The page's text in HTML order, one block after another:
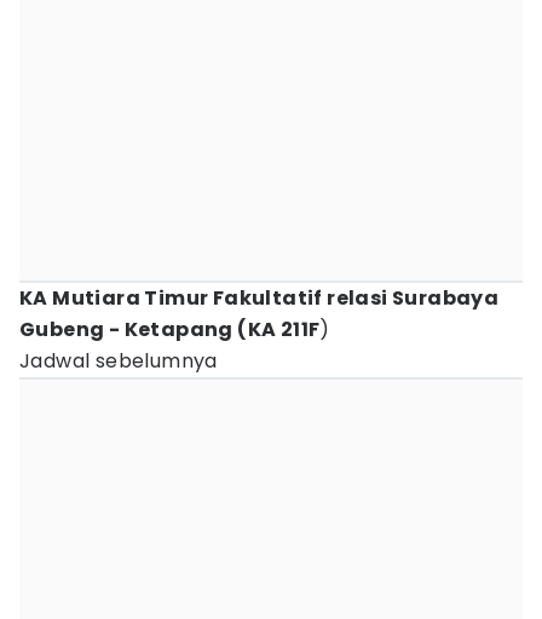
KA Mutiara Timur Fakultatif relasi Surabaya
Gubeng - Ketapang (KA 211F)
Jadwal sebelumnya